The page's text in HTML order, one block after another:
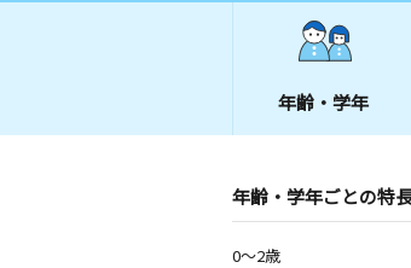
年齢・学年
年齢・学年ごとの特
0～2歳